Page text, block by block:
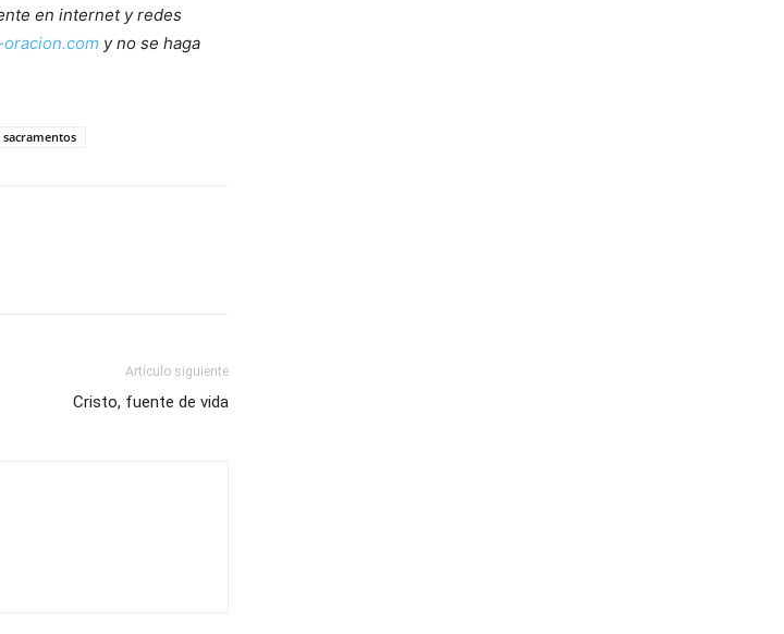
en internet y redes
y no se haga
sacramentos
Artículo siguiente
Cristo, fuente de vida